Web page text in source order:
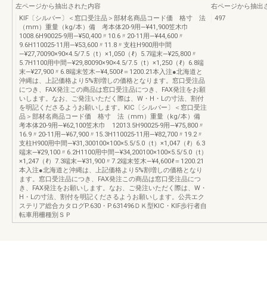
左ページから抽出された内容
KIF〔シルバー〕＜窓口受注品＞部材名商品コード価 格寸 法
（mm）重量（kg/本）備 考本体20-9用―¥41,900笠木巾
1008.6H90025-9用―¥50,400〃10.6〃20-11用―¥44,600〃
9.6H110025-11用―¥53,600〃11.8〃支柱H900用中間
―¥27,70090×90×4.5/7.5（t）×1,050（ℓ）5.7端末―¥25,800〃
5.7H1100用中間―¥29,80090×90×4.5/7.5（t）×1,250（ℓ）6.8端
末―¥27,900〃6.8端末笠木―¥4,500ℓ＝1200.21本入注●北海道と
沖縄は、上記価格より5%割増しの価格となります。窓口受注品
につき、FAX発注この商品は窓口受注品につき、FAX発注をお願
いします。なお、ご発注いただく際は、W・H・Lの寸法、割付
を明記くださるようお願いします。KIC〔シルバー〕＜窓口受注
品＞部材名商品コード価 格寸 法（mm）重量（kg/本）備
考本体20-9用―¥62,100笠木巾 12013.5H90025-9用―¥75,800〃
16.9〃20-11用―¥67,900〃15.3H110025-11用―¥82,700〃19.2〃
支柱H900用中間―¥31,300100×100×5.5/5.0（t）×1,047（ℓ）6.3
端末―¥29,100〃6.2H1100用中間―¥34,200100×100×5.5/5.0（t）
×1,247（ℓ）7.3端末―¥31,900〃7.2端末笠木―¥4,600ℓ＝1200.21
本入注●北海道と沖縄は、上記価格より5%割増しの価格となり
ます。窓口受注品につき、FAX発注この商品は窓口受注品につ
き、FAX発注をお願いします。なお、ご発注いただく際は、W・
H・Lの寸法、割付を明記くださるようお願いします。公共エク
ステリア総合カタログP.630・P.631496ＤＫ型KIC・KIF歩行者自
転車用柵種別ＳＰ
右ページから抽出
497